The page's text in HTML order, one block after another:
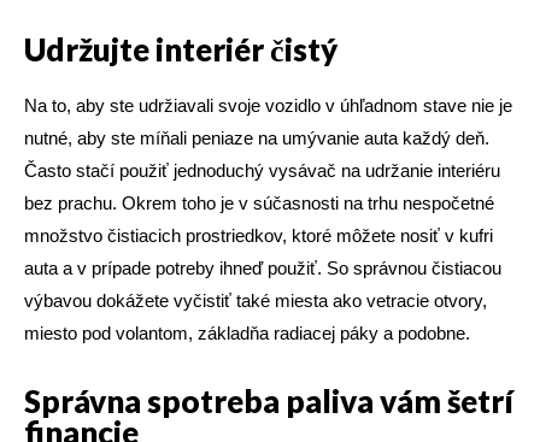
Udržujte interiér čistý
Na to, aby ste udržiavali svoje vozidlo v úhľadnom stave nie je
nutné, aby ste míňali peniaze na umývanie auta každý deň.
Často stačí použiť jednoduchý vysávač na udržanie interiéru
bez prachu. Okrem toho je v súčasnosti na trhu nespočetné
množstvo čistiacich prostriedkov, ktoré môžete nosiť v kufri
auta a v prípade potreby ihneď použiť. So správnou čistiacou
výbavou dokážete vyčistiť také miesta ako vetracie otvory,
miesto pod volantom, základňa radiacej páky a podobne.
Správna spotreba paliva vám šetrí
financie